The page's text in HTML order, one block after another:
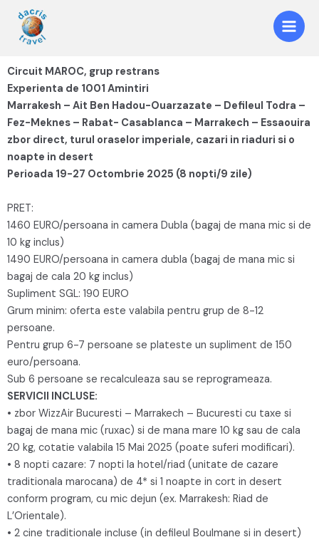
Circuit MAROC, grup restrans
Experienta de 1001 Amintiri
Marrakesh – Ait Ben Hadou-Ouarzazate – Defileul Todra –
Fez-Meknes – Rabat- Casablanca – Marrakech – Essaouira
zbor direct, turul oraselor imperiale, cazari in riaduri si o
noapte in desert
Perioada 19-27 Octombrie 2025 (8 nopti/9 zile)
PRET:
1460 EURO/persoana in camera Dubla (bagaj de mana mic si de
10 kg inclus)
1490 EURO/persoana in camera dubla (bagaj de mana mic si
bagaj de cala 20 kg inclus)
Supliment SGL: 190 EURO
Grum minim: oferta este valabila pentru grup de 8-12
persoane.
Pentru grup 6-7 persoane se plateste un supliment de 150
euro/persoana.
Sub 6 persoane se recalculeaza sau se reprogrameaza.
SERVICII INCLUSE:
• zbor WizzAir Bucuresti – Marrakech – Bucuresti cu taxe si
bagaj de mana mic (ruxac) si de mana mare 10 kg sau de cala
20 kg, cotatie valabila 15 Mai 2025 (poate suferi modificari).
• 8 nopti cazare: 7 nopti la hotel/riad (unitate de cazare
traditionala marocana) de 4* si 1 noapte in cort in desert
conform program, cu mic dejun (ex. Marrakesh: Riad de
L’Orientale).
• 2 cine traditionale incluse (in defileul Boulmane si in desert)